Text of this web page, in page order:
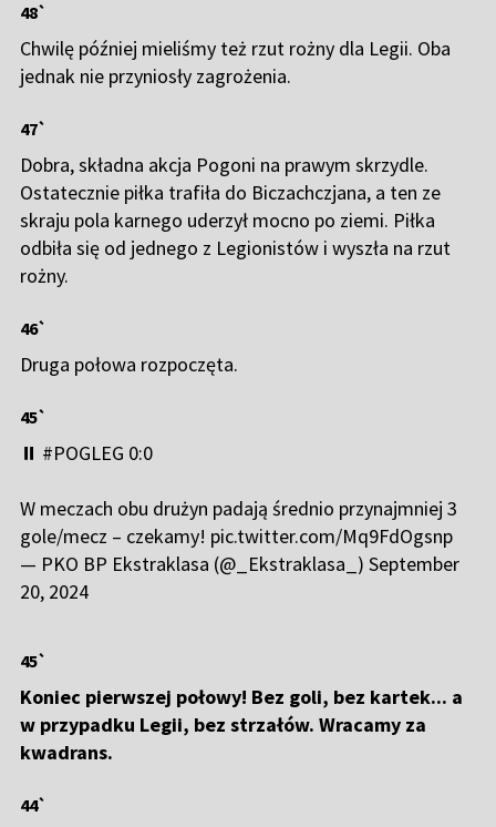
48`
Chwilę później mieliśmy też rzut rożny dla Legii. Oba
jednak nie przyniosły zagrożenia.
47`
Dobra, składna akcja Pogoni na prawym skrzydle.
Ostatecznie piłka trafiła do Biczachczjana, a ten ze
skraju pola karnego uderzył mocno po ziemi. Piłka
odbiła się od jednego z Legionistów i wyszła na rzut
rożny.
46`
Druga połowa rozpoczęta.
45`
⏸️ #POGLEG 0:0
W meczach obu drużyn padają średnio przynajmniej 3
gole/mecz – czekamy! pic.twitter.com/Mq9FdOgsnp
— PKO BP Ekstraklasa (@_Ekstraklasa_)September
20, 2024
45`
Koniec pierwszej połowy! Bez goli, bez kartek... a
w przypadku Legii, bez strzałów. Wracamy za
kwadrans.
44`